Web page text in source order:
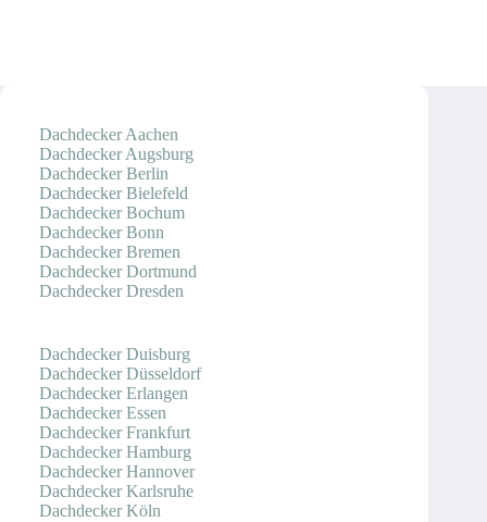
Dachdecker Aachen
Dachdecker Augsburg
Dachdecker Berlin
Dachdecker Bielefeld
Dachdecker Bochum
Dachdecker Bonn
Dachdecker Bremen
Dachdecker Dortmund
Dachdecker Dresden
Dachdecker Duisburg
Dachdecker Düsseldorf
Dachdecker Erlangen
Dachdecker Essen
Dachdecker Frankfurt
Dachdecker Hamburg
Dachdecker Hannover
Dachdecker Karlsruhe
Dachdecker Köln